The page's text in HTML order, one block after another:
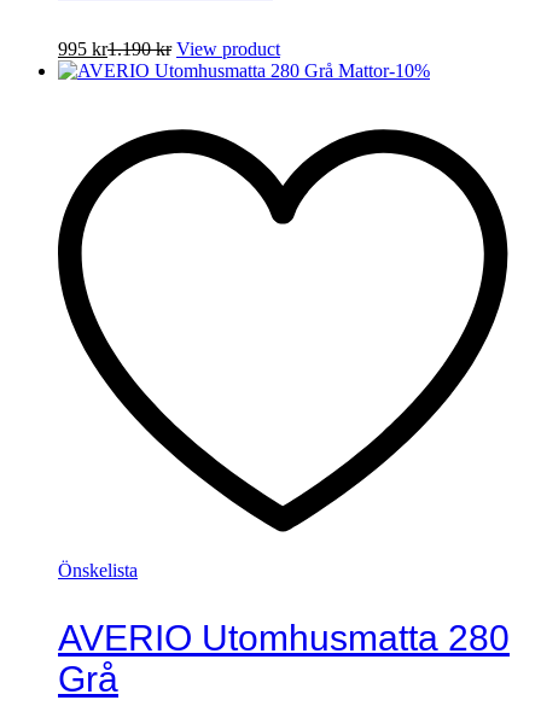
995 kr1.190kr View product
-10%
Önskelista
AVERIO Utomhusmatta 280
Grå